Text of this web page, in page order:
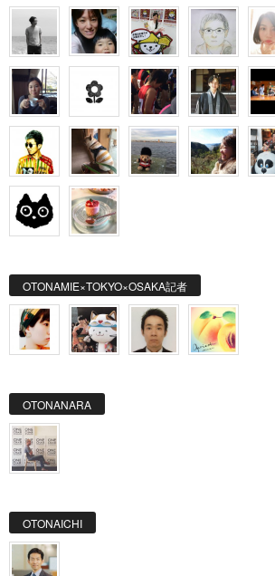
OTONAMIE×TOKYO×OSAKA記者
OTONANARA
OTONAICHI